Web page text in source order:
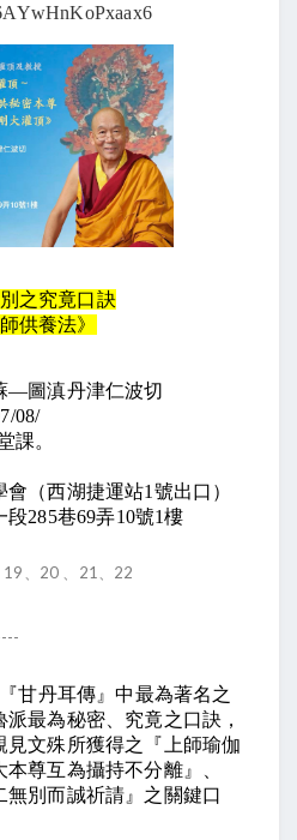
之究竟口訣
師供養法》
—圖滇丹津仁波切
08/
課。
（西湖捷運站1號出口）
285巷69弄10號1樓
、20 、21、22
甘丹耳傳』中最為著名之
派最為秘密、究竟之口訣，
文殊所獲得之『上師瑜伽
尊互為攝持不分離』、
無別而誠祈請』之關鍵口